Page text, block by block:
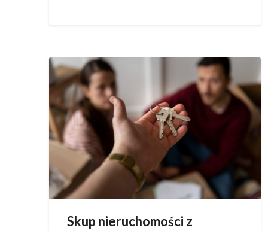
Skup nieruchomości z